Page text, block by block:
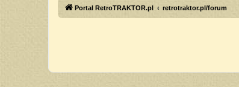
Portal RetroTRAKTOR.pl retrotraktor.pl/forum